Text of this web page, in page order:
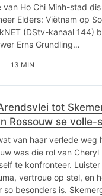
van Ho Chi Minh-stad
Elders: Viëtnam op
(DStv-kanaal 144)
Erns Grundling…
13 MIN
tot
Rossouw se
van haar verlede weg
was die rol van
te konfronteer.
vertroue op stel, en
so besonders is.